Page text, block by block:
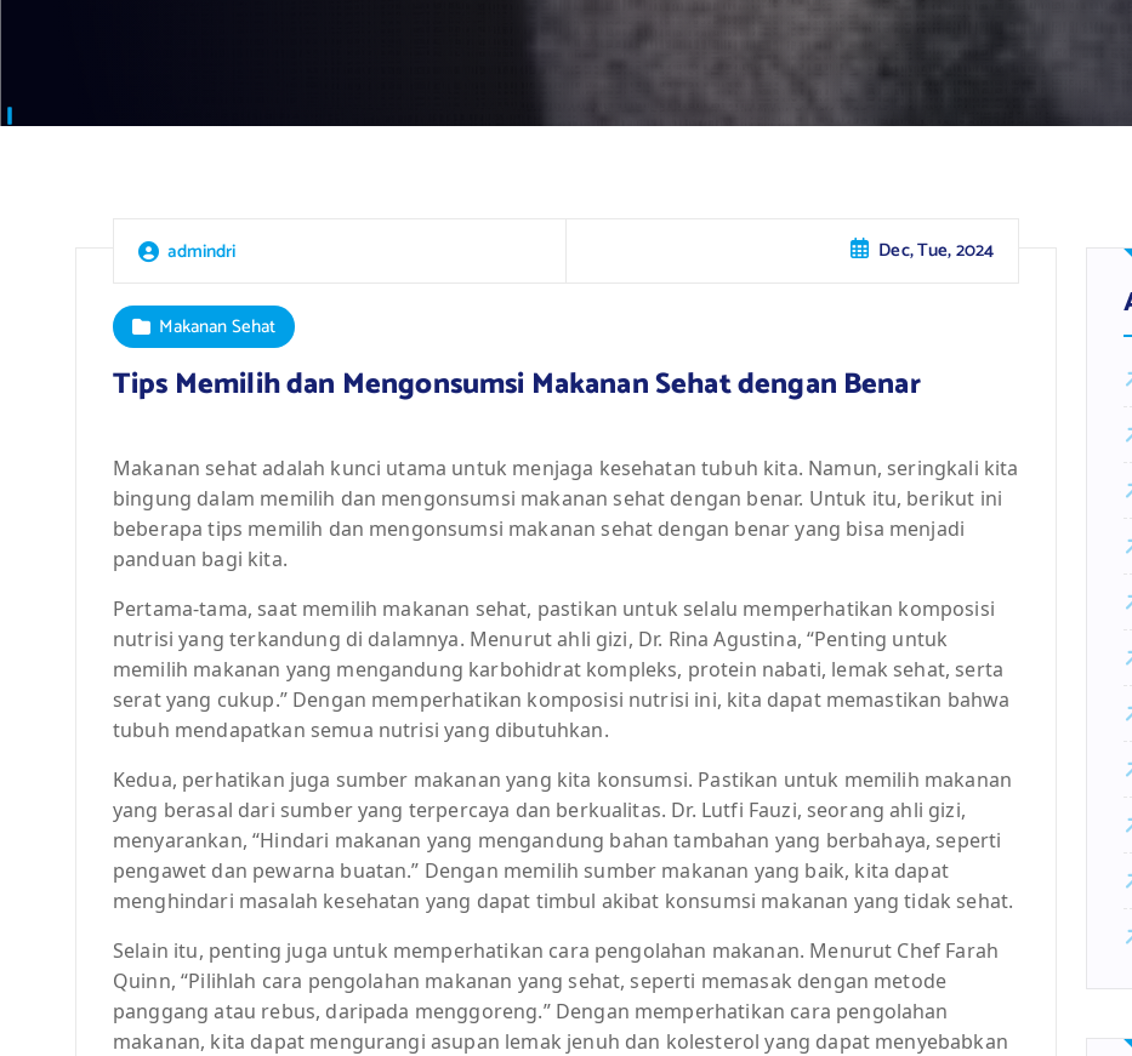
admindri Dec, Tue, 2024
Makanan Sehat
Tips Memilih dan Mengonsumsi Makanan Sehat dengan Benar
Makanan sehat adalah kunci utama untuk menjaga kesehatan tubuh kita. Namun, seringkali kita
bingung dalam memilih dan mengonsumsi makanan sehat dengan benar. Untuk itu, berikut ini
beberapa tips memilih dan mengonsumsi makanan sehat dengan benar yang bisa menjadi
panduan bagi kita.
Pertama-tama, saat memilih makanan sehat, pastikan untuk selalu memperhatikan komposisi
nutrisi yang terkandung di dalamnya. Menurut ahli gizi, Dr. Rina Agustina, “Penting untuk
memilih makanan yang mengandung karbohidrat kompleks, protein nabati, lemak sehat, serta
serat yang cukup.” Dengan memperhatikan komposisi nutrisi ini, kita dapat memastikan bahwa
tubuh mendapatkan semua nutrisi yang dibutuhkan.
Kedua, perhatikan juga sumber makanan yang kita konsumsi. Pastikan untuk memilih makanan
yang berasal dari sumber yang terpercaya dan berkualitas. Dr. Lutfi Fauzi, seorang ahli gizi,
menyarankan, “Hindari makanan yang mengandung bahan tambahan yang berbahaya, seperti
pengawet dan pewarna buatan.” Dengan memilih sumber makanan yang baik, kita dapat
menghindari masalah kesehatan yang dapat timbul akibat konsumsi makanan yang tidak sehat.
Selain itu, penting juga untuk memperhatikan cara pengolahan makanan. Menurut Chef Farah
Quinn, “Pilihlah cara pengolahan makanan yang sehat, seperti memasak dengan metode
panggang atau rebus, daripada menggoreng.” Dengan memperhatikan cara pengolahan
makanan, kita dapat mengurangi asupan lemak jenuh dan kolesterol yang dapat menyebabkan